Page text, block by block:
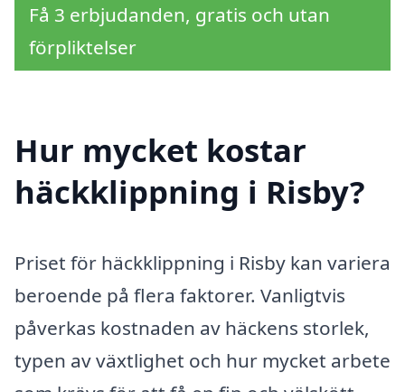
Få 3 erbjudanden, gratis och utan
förpliktelser
Hur mycket kostar
häckklippning i Risby?
Priset för häckklippning i Risby kan variera
beroende på flera faktorer. Vanligtvis
påverkas kostnaden av häckens storlek,
typen av växtlighet och hur mycket arbete